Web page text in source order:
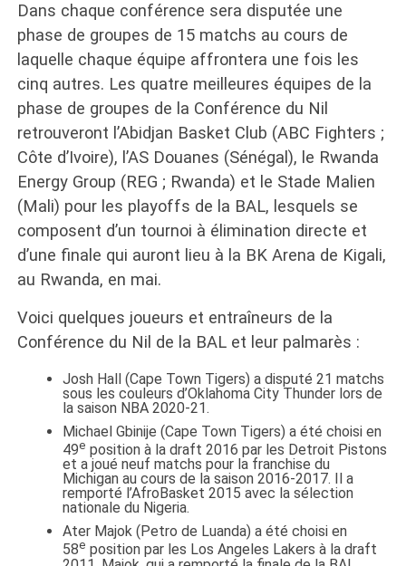
Dans chaque conférence sera disputée une
phase de groupes de 15 matchs au cours de
laquelle chaque équipe affrontera une fois les
cinq autres. Les quatre meilleures équipes de la
phase de groupes de la Conférence du Nil
retrouveront l’Abidjan Basket Club (ABC Fighters ;
Côte d’Ivoire), l’AS Douanes (Sénégal), le Rwanda
Energy Group (REG ; Rwanda) et le Stade Malien
(Mali) pour les playoffs de la BAL, lesquels se
composent d’un tournoi à élimination directe et
d’une finale qui auront lieu à la BK Arena de Kigali,
au Rwanda, en mai.
Voici quelques joueurs et entraîneurs de la
Conférence du Nil de la BAL et leur palmarès :
Josh Hall (Cape Town Tigers) a disputé 21 matchs
sous les couleurs d’Oklahoma City Thunder lors de
la saison NBA 2020-21.
Michael Gbinije (Cape Town Tigers) a été choisi en
49e position à la draft 2016 par les Detroit Pistons
et a joué neuf matchs pour la franchise du
Michigan au cours de la saison 2016-2017. Il a
remporté l’AfroBasket 2015 avec la sélection
nationale du Nigeria.
Ater Majok (Petro de Luanda) a été choisi en
58e position par les Los Angeles Lakers à la draft